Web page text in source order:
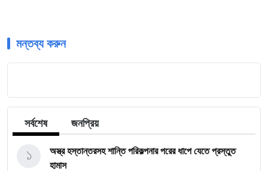
মন্তব্য করুন
সর্বশেষ জনপ্রিয়
অস্ত্র হস্তান্তরসহ শান্তি পরিকল্পনার পরের ধাপে যেতে প্রস্তুত
হামাস
১